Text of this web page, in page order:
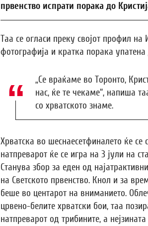
првенство испрати порака до
Taa се огласи преку својот профил на
фотографија и кратка порака упатена
„Се враќаме во Торонто,
нас, ќе те чекаме“, напиша
со хрватското знаме.
Хрватска во шеснаесетфиналето ќе се
натпреварот ќе се игра на 3 јули на
Станува збор за еден од
на Светското првенство. Кнол и за
беше во центарот на вниманието.
црвено-белите хрватски бои, таа
натпреварот од трибините, а